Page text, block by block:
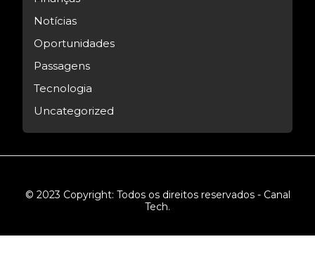
Notícias
Oportunidades
Passagens
Tecnologia
Uncategorized
© 2023 Copyright: Todos os direitos reservados - Canal
Tech.